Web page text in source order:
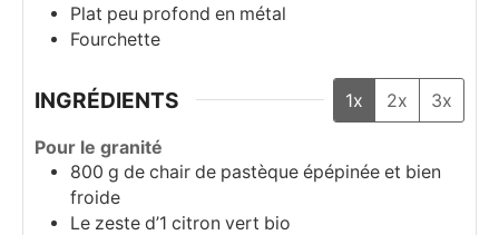
Plat peu profond en métal
Fourchette
INGRÉDIENTS 1x 2x 3x
Pour le granité
800 g de chair de pastèque épépinée et bien
froide
Le zeste d’1 citron vert bio